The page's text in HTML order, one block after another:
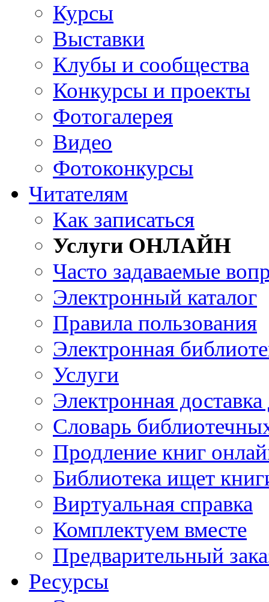
Курсы
Выставки
Клубы и сообщества
Конкурсы и проекты
Фотогалерея
Видео
Фотоконкурсы
Читателям
Как записаться
Услуги ОНЛАЙН
Часто задаваемые
Электронный каталог
Правила пользования
Электронная
Услуги
Электронная
Словарь
Продление книг
Библиотека ищет
Виртуальная справка
Комплектуем вместе
Предварительный
Ресурсы